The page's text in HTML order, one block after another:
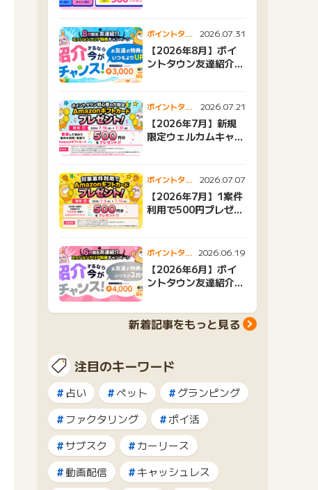
ポイントタウ
ンニュース
2026.07.31
【2026年8月】ポイ
ントタウン友達紹介キ
ポイントタウ
ンニュース
2026.07.21
【2026年7月】新規
限定ウェルカムキャン
ポイントタウ
ンニュース
2026.07.07
【2026年7月】1案件
利用で500円プレゼン
ポイントタウ
ンニュース
2026.06.19
【2026年6月】ポイ
ントタウン友達紹介キ
新着記事をもっと見る
注目のキーワード
占い ペット
グランピング
ファクタリング
ポイ活
サブスク
カーリース
動画配信
キャッシュレス